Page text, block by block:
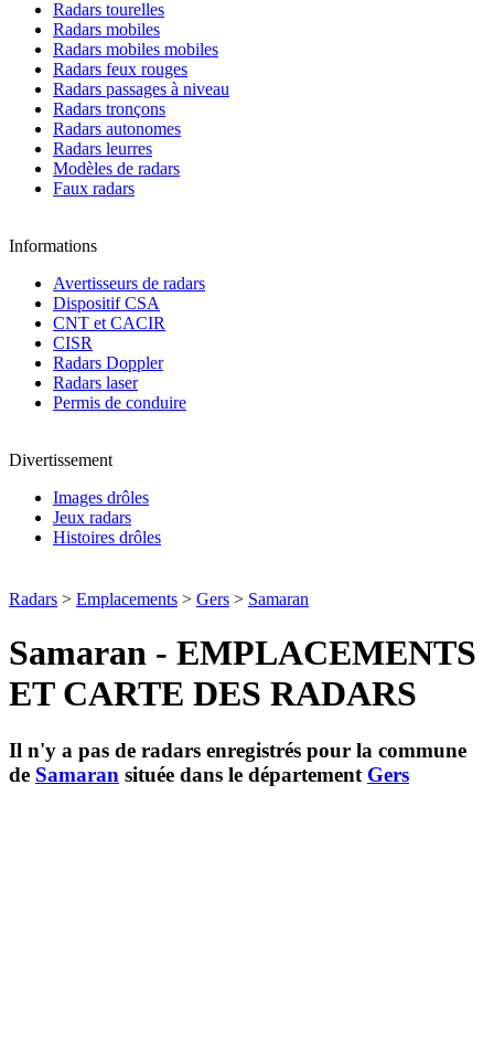
Radars tourelles
Radars mobiles
Radars mobiles mobiles
Radars feux rouges
Radars passages à niveau
Radars tronçons
Radars autonomes
Radars leurres
Modèles de radars
Faux radars
Informations
Avertisseurs de radars
Dispositif CSA
CNT et CACIR
CISR
Radars Doppler
Radars laser
Permis de conduire
Divertissement
Images drôles
Jeux radars
Histoires drôles
Radars > Emplacements > Gers > Samaran
Samaran - EMPLACEMENTS
ET CARTE DES RADARS
Il n'y a pas de radars enregistrés pour la commune
de Samaran située dans le département Gers